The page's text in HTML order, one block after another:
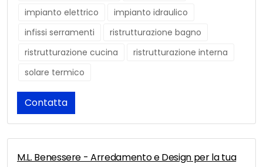
impianto elettrico
impianto idraulico
infissi serramenti
ristrutturazione bagno
ristrutturazione cucina
ristrutturazione interna
solare termico
Contatta
M.L. Benessere - Arredamento e Design per la tua